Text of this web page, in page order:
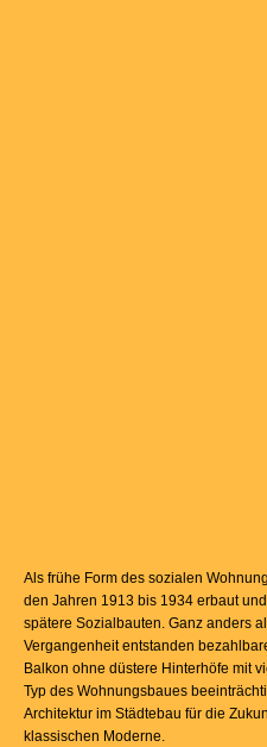
Als frühe Form des sozialen
den Jahren 1913 bis 1934 erbaut
spätere Sozialbauten. Ganz anders
Vergangenheit entstanden
Balkon ohne düstere Hinterhöfe mit
Typ des Wohnungsbaues
Architektur im Städtebau für die
klassischen Moderne.